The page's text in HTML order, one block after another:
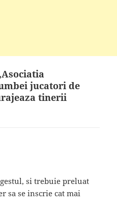
jucatori de
tinerii
si trebuie preluat
sa se inscrie cat mai